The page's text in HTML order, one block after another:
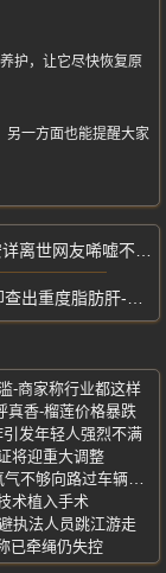
护，让它尽快恢复原
另一方面也能提醒大家
嘘不已-无人察觉异常
肝-减脂误区敲警钟
-商家称行业都这样
真香-榴莲价格暴跌
发年轻人强烈不满
将迎重大调整
术植入手术
执法人员跳江游走
已牵绳仍失控